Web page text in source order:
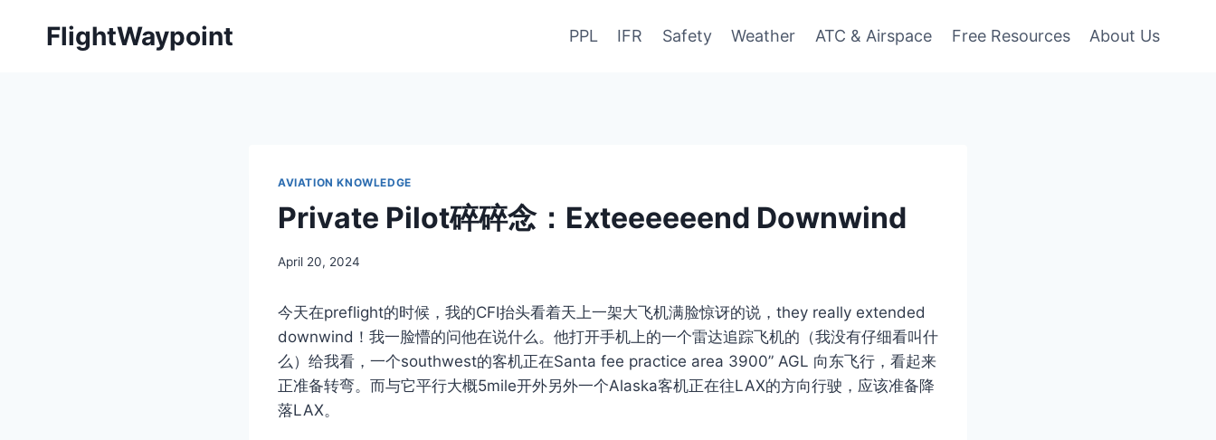
FlightWaypoint PPL IFR Safety Weather ATC & Airspace Free Resources About Us
AVIATION KNOWLEDGE
Private Pilot碎碎念：Exteeeeeend Downwind
By
April 20, 2024
今天在preflight的时候，我的CFI抬头看着天上一架大飞机满脸惊讶的说，they really extended
downwind！我一脸懵的问他在说什么。他打开手机上的一个雷达追踪飞机的（我没有仔细看叫什
么）给我看，一个southwest的客机正在Santa fee practice area 3900” AGL 向东飞行，看起来
正准备转弯。而与它平行大概5mile开外另外一个Alaska客机正在往LAX的方向行驶，应该准备降
落LAX。